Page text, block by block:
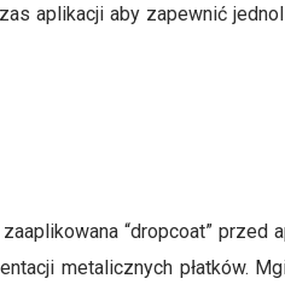
aplikacji aby zapewnić
“dropcoat” przed
metalicznych płatków.